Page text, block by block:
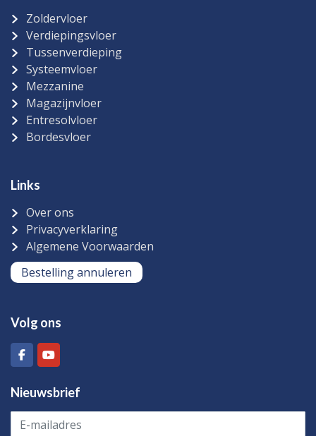
Zoldervloer
Verdiepingsvloer
Tussenverdieping
Systeemvloer
Mezzanine
Magazijnvloer
Entresolvloer
Bordesvloer
Links
Over ons
Privacyverklaring
Algemene Voorwaarden
Bestelling annuleren
Volg ons
Nieuwsbrief